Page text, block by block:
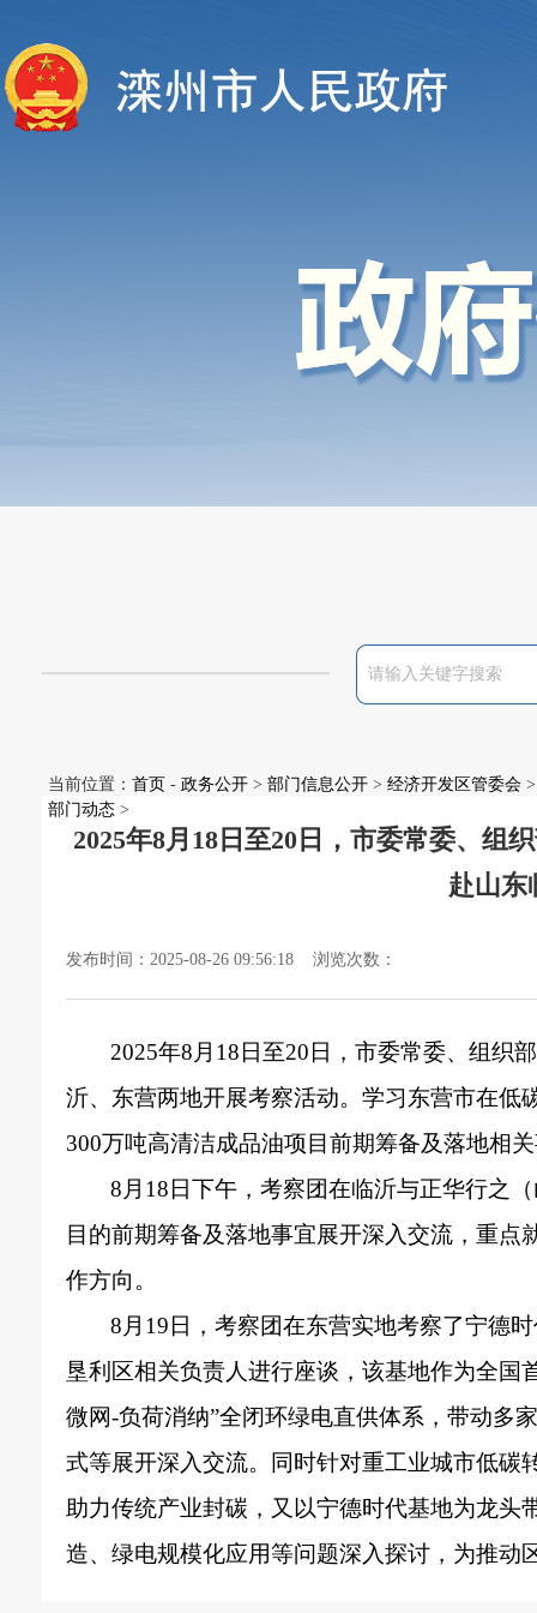
当前位置： 首页 - 政务公开 > 部门信息公开 > 经济开发区管委会 >
部门动态 >
2025年8月18日至20日，市委常委、组
赴山东
发布时间：2025-08-26 09:56:18 浏览次数：
2025年8月18日至20日，市委常委、组织
沂、东营两地开展考察活动。学习东营市在低
300万吨高清洁成品油项目前期筹备及落地相
8月18日下午，考察团在临沂与正华行之
目的前期筹备及落地事宜展开深入交流，重
作方向。
8月19日，考察团在东营实地考察了宁德
垦利区相关负责人进行座谈，该基地作为全国
微网-负荷消纳”全闭环绿电直供体系，带动多
式等展开深入交流。同时针对重工业城市低碳
助力传统产业封碳，又以宁德时代基地为龙
造、绿电规模化应用等问题深入探讨，为推动